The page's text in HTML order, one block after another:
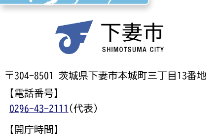
〒304-8501 茨城県下妻市本城町三丁目13番地
【電話番号】
0296-43-2111 (代表)
【開庁時間】